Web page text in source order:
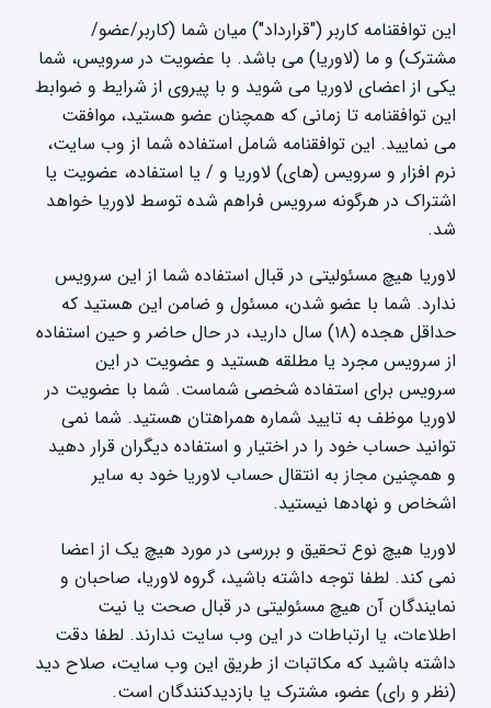
این توافقنامه کاربر ("قرارداد") میان شما (کاربر/عضو/
مشترک) و ما (لاوریا) می باشد. با عضویت در سرویس، شما
یکی از اعضای لاوریا می شوید و با پیروی از شرایط و ضوابط
این توافقنامه تا زمانی که همچنان عضو هستید، موافقت
می نمایید. این توافقنامه شامل استفاده شما از وب سایت،
نرم افزار و سرویس (های) لاوریا و / یا استفاده، عضویت یا
اشتراک در هرگونه سرویس فراهم شده توسط لاوریا خواهد
شد.
لاوریا هیچ مسئولیتی در قبال استفاده شما از این سرویس
ندارد. شما با عضو شدن، مسئول و ضامن این هستید که
حداقل هجده (۱۸) سال دارید، در حال حاضر و حین استفاده
از سرویس مجرد یا مطلقه هستید و عضویت در این
سرویس برای استفاده شخصی شماست. شما با عضویت در
لاوریا موظف به تایید شماره همراهتان هستید. شما نمی
توانید حساب خود را در اختیار و استفاده دیگران قرار دهید
و همچنین مجاز به انتقال حساب لاوریا خود به سایر
اشخاص و نهادها نیستید.
لاوریا هیچ نوع تحقیق و بررسی در مورد هیچ یک از اعضا
نمی کند. لطفا توجه داشته باشید، گروه لاوریا، صاحبان و
نمایندگان آن هیچ مسئولیتی در قبال صحت یا نیت
اطلاعات، یا ارتباطات در این وب سایت ندارند. لطفا دقت
داشته باشید که مکاتبات از طریق این وب سایت، صلاح دید
(نظر و رای) عضو، مشترک یا بازدیدکنندگان است.